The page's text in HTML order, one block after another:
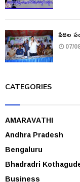
పేదల
07/
CATEGORIES
AMARAVATHI
Andhra Pradesh
Bengaluru
Bhadradri
Business